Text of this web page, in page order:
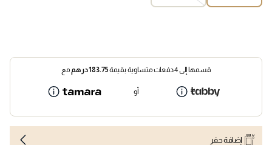
قسمها إلى 4 دفعات متساوية بقيمة 183.75درهممع
أو
إضافة حفر